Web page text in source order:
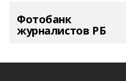
Фотобанк
журналистов РБ